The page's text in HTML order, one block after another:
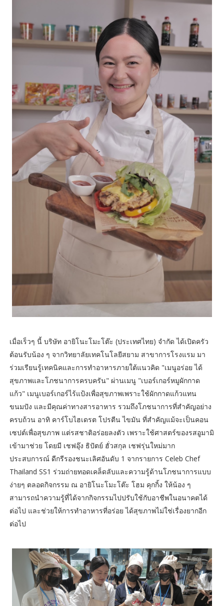
เมื่อเร็วๆ นี้ บริษัท อายิโนะโมะโต๊ะ (ประเทศไทย) จำกัด ได้เปิดครัว
ต้อนรับน้อง ๆ จากวิทยาลัยเทคโนโลยีสยาม สาขาการโรงแรม มา
ร่วมเรียนรู้เทคนิคและการทำอาหารภายใต้แนวคิด "เมนูอร่อย ได้
สุขภาพและโภชนาการครบครัน" ผ่านเมนู "เบอร์เกอร์หมูผักกาด
แก้ว" เมนูเบอร์เกอร์ไร้แป้งเพื่อสุขภาพเพราะใช้ผักกาดแก้วแทน
ขนมปัง และมีคุณค่าทางสารอาหาร รวมถึงโภชนาการที่สำคัญอย่าง
ครบถ้วน อาทิ คาร์โบไฮเดรต โปรตีน ไขมัน ที่สำคัญแม้จะเป็นคอน
เซปต์เพื่อสุขภาพ แต่รสชาติอร่อยลงตัว เพราะใช้ศาสตร์ของรสอูมามิ
เข้ามาช่วย โดยมี เชฟอุ๊ง ธิปัตย์ ฮั่วสกุล เชฟรุ่นใหม่มาก
ประสบการณ์ ดีกรีรองชนะเลิศอันดับ 1 จากรายการ Celeb Chef
Thailand SS1 ร่วมถ่ายทอดเคล็ดลับและความรู้ด้านโภชนาการแบบ
ง่ายๆ ตลอดกิจกรรม ณ อายิโนะโมะโต๊ะ โฮม คุกกิ้ง ให้น้อง ๆ
สามารถนำความรู้ที่ได้จากกิจกรรมไปปรับใช้กับอาชีพในอนาคตได้
ต่อไป และช่วยให้การทำอาหารที่อร่อย ได้สุขภาพไม่ใช่เรื่องยากอีก
ต่อไป